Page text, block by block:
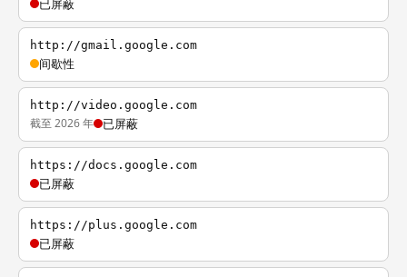
已屏蔽
http://gmail.google.com
间歇性
http://video.google.com
截至 2026 年 已屏蔽
https://docs.google.com
已屏蔽
https://plus.google.com
已屏蔽